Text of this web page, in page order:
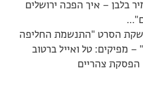
11:30 עמיר בלבן – איך הפכה ירושלים
12:00 השקת הסרט "התנשמת החליפה
– מפיקים: טל ואייל ברטוב